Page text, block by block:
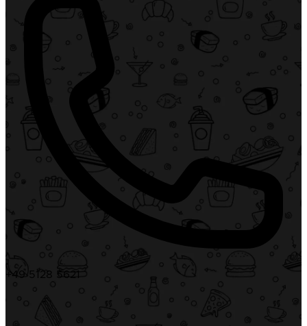
+49 5128 5621